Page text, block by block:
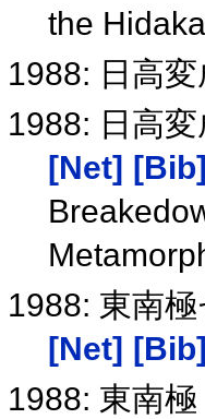
the
1988: 日高
1988: 日高
[Net] [Bib]
1988: 東南
[Net] [Bib]
1988: 東南